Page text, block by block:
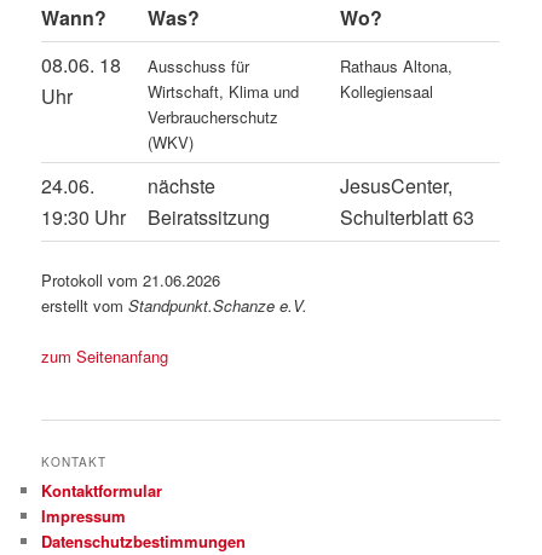
Wann? Was?
Wo?
08.06. 18
Uhr
Ausschuss für
Wirtschaft, Klima und
Verbraucherschutz
(WKV)
Rathaus Altona,
Kollegiensaal
24.06.
19:30 Uhr
nächste
Beiratssitzung
JesusCenter,
Schulterblatt 63
Protokoll vom 21.06.2026
erstellt vomStandpunkt.Schanze e.V.
zum Seitenanfang
KONTAKT
Kontaktformular
Impressum
Datenschutzbestimmungen